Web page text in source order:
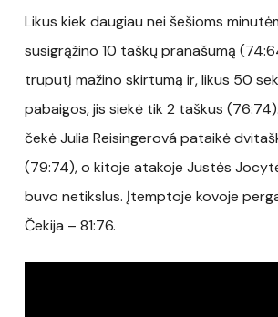
Likus kiek daugiau nei šešioms
susigrąžino 10 taškų pranašumą
truputį mažino skirtumą ir, likus 50
pabaigos, jis siekė tik 2 taškus
čekė Julia Reisingerová pataikė
(79:74), o kitoje atakoje Justės
buvo netikslus. Įtemptoje kovoje
Čekija – 81:76.